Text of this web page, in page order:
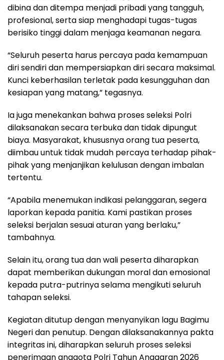
dibina dan ditempa menjadi pribadi yang tangguh,
profesional, serta siap menghadapi tugas-tugas
berisiko tinggi dalam menjaga keamanan negara.
“Seluruh peserta harus percaya pada kemampuan
diri sendiri dan mempersiapkan diri secara maksimal.
Kunci keberhasilan terletak pada kesungguhan dan
kesiapan yang matang,” tegasnya.
Ia juga menekankan bahwa proses seleksi Polri
dilaksanakan secara terbuka dan tidak dipungut
biaya. Masyarakat, khususnya orang tua peserta,
diimbau untuk tidak mudah percaya terhadap pihak-
pihak yang menjanjikan kelulusan dengan imbalan
tertentu.
“Apabila menemukan indikasi pelanggaran, segera
laporkan kepada panitia. Kami pastikan proses
seleksi berjalan sesuai aturan yang berlaku,”
tambahnya.
Selain itu, orang tua dan wali peserta diharapkan
dapat memberikan dukungan moral dan emosional
kepada putra-putrinya selama mengikuti seluruh
tahapan seleksi.
Kegiatan ditutup dengan menyanyikan lagu Bagimu
Negeri dan penutup. Dengan dilaksanakannya pakta
integritas ini, diharapkan seluruh proses seleksi
penerimaan anggota Polri Tahun Anggaran 2026